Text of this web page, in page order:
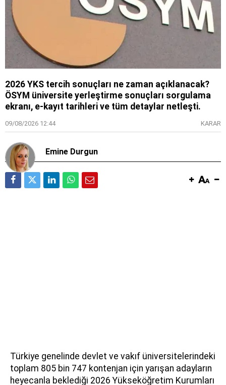
2026 YKS tercih sonuçları ne zaman açıklanacak?
ÖSYM üniversite yerleştirme sonuçları sorgulama
ekranı, e-kayıt tarihleri ve tüm detaylar netleşti.
09/08/2026 12:44 KARAR
Emine Durgun
Türkiye genelinde devlet ve vakıf üniversitelerindeki
toplam 805 bin 747 kontenjan için yarışan adayların
heyecanla beklediği 2026 Yükseköğretim Kurumları